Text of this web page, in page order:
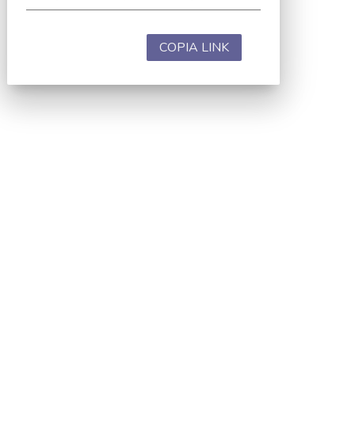
COPIA LINK